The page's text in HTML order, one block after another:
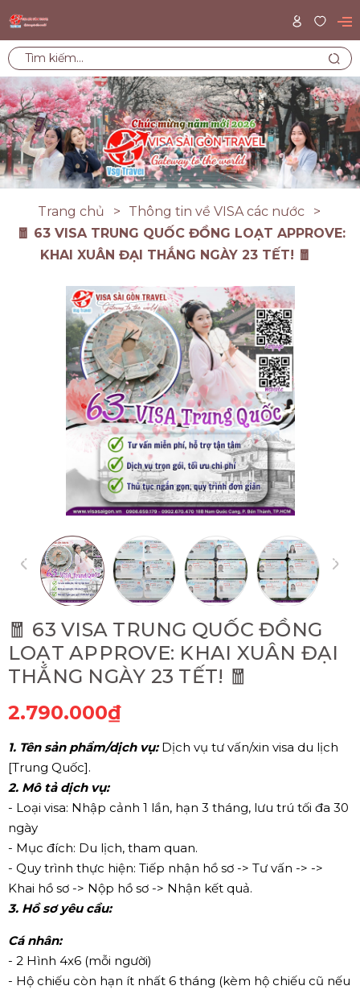
Trang chủ
Thông tin về VISA các nước
🧧 63 VISA TRUNG QUỐC ĐỒNG LOẠT APPROVE:
KHAI XUÂN ĐẠI THẮNG NGÀY 23 TẾT! 🧧
🧧 63 VISA TRUNG QUỐC ĐỒNG
LOẠT APPROVE: KHAI XUÂN ĐẠI
THẮNG NGÀY 23 TẾT! 🧧
2.790.000₫
1. Tên sản phẩm/dịch vụ:Dịch vụ tư vấn/xin visa du lịch
[Trung Quốc].
2. Mô tả dịch vụ:
- Loại visa: Nhập cảnh 1 lần, hạn 3 tháng, lưu trú tối đa 30
ngày
- Mục đích: Du lịch, tham quan.
- Quy trình thực hiện: Tiếp nhận hồ sơ -> Tư vấn -> ->
Khai hồ sơ -> Nộp hồ sơ -> Nhận kết quả.
3. Hồ sơ yêu cầu:
Cá nhân:
- 2 Hình 4x6 (mỗi người)
- Hộ chiếu còn hạn ít nhất 6 tháng (kèm hộ chiếu cũ nếu